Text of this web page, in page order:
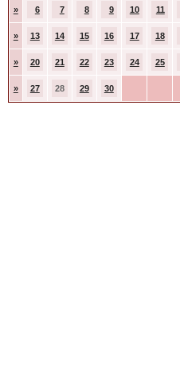
» 6 7 8 9 10 11
» 13 14 15 16 17 18
» 20 21 22 23 24 25
» 27 28 29 30